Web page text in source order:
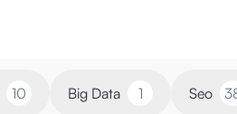
10 Big Data 1 Seo